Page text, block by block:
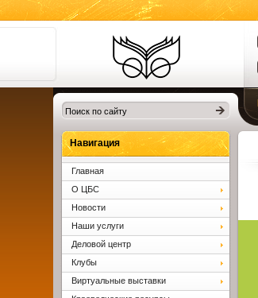
Библиотеки
Клина. Клинская
ЦБС.
Навигация
Главная
О ЦБС
Новости
Наши услуги
Деловой центр
Клубы
Виртуальные выставки